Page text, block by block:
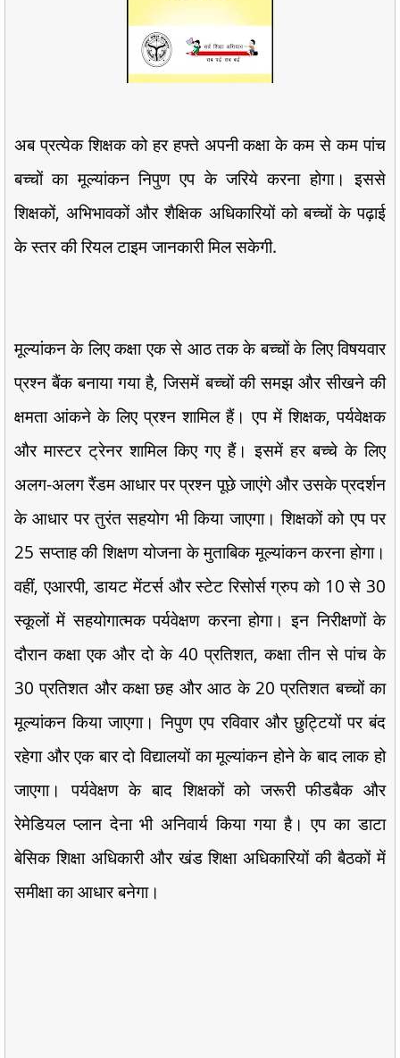
अब प्रत्येक शिक्षक को हर हफ्ते अपनी कक्षा के कम से कम पांच
बच्चों का मूल्यांकन निपुण एप के जरिये करना होगा। इससे
शिक्षकों, अभिभावकों और शैक्षिक अधिकारियों को बच्चों के पढ़ाई
के स्तर की रियल टाइम जानकारी मिल सकेगी.
मूल्यांकन के लिए कक्षा एक से आठ तक के बच्चों के लिए विषयवार
प्रश्न बैंक बनाया गया है, जिसमें बच्चों की समझ और सीखने की
क्षमता आंकने के लिए प्रश्न शामिल हैं। एप में शिक्षक, पर्यवेक्षक
और मास्टर ट्रेनर शामिल किए गए हैं। इसमें हर बच्चे के लिए
अलग-अलग रैंडम आधार पर प्रश्न पूछे जाएंगे और उसके प्रदर्शन
के आधार पर तुरंत सहयोग भी किया जाएगा। शिक्षकों को एप पर
25 सप्ताह की शिक्षण योजना के मुताबिक मूल्यांकन करना होगा।
वहीं, एआरपी, डायट मेंटर्स और स्टेट रिसोर्स ग्रुप को 10 से 30
स्कूलों में सहयोगात्मक पर्यवेक्षण करना होगा। इन निरीक्षणों के
दौरान कक्षा एक और दो के 40 प्रतिशत, कक्षा तीन से पांच के
30 प्रतिशत और कक्षा छह और आठ के 20 प्रतिशत बच्चों का
मूल्यांकन किया जाएगा। निपुण एप रविवार और छुट्टियों पर बंद
रहेगा और एक बार दो विद्यालयों का मूल्यांकन होने के बाद लाक हो
जाएगा। पर्यवेक्षण के बाद शिक्षकों को जरूरी फीडबैक और
रेमेडियल प्लान देना भी अनिवार्य किया गया है। एप का डाटा
बेसिक शिक्षा अधिकारी और खंड शिक्षा अधिकारियों की बैठकों में
समीक्षा का आधार बनेगा।